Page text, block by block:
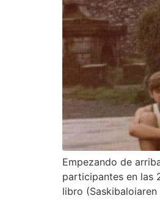
Empezando de
participantes en las
libro